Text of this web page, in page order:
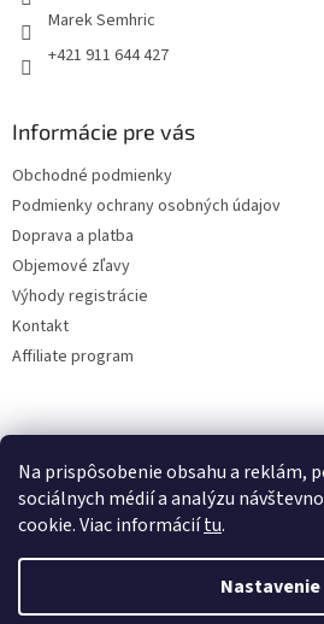
Na prispôsobenie obsahu a reklám,
sociálnych médií a analýzu
cookie. Viac informáciítu.
Nastavenie
Marek Semhric
+421 911 644 427
Informácie pre vás
Obchodné podmienky
Podmienky ochrany osobných údajov
Doprava a platba
Objemové zľavy
Výhody registrácie
Kontakt
Affiliate program